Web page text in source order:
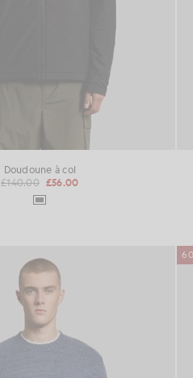
Doudoune à col
£140.00 £56.00